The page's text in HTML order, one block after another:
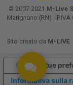
© 2007-2021 M-Live
Marignano (RN) -
Sito creato da M-LIVE
Informativa sulla
Le tue